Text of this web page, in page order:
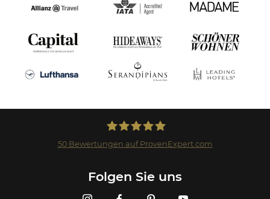
50Bewertungen auf ProvenExpert.com
Folgen Sie uns